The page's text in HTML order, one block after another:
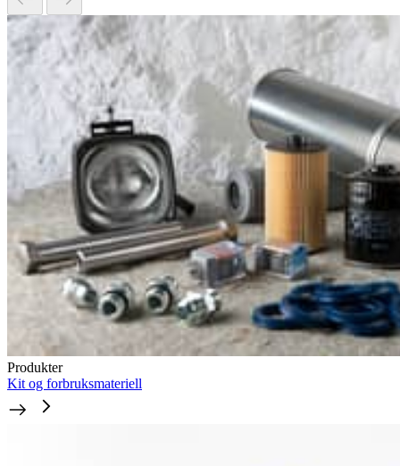
Produkter
Kit og forbruksmateriell